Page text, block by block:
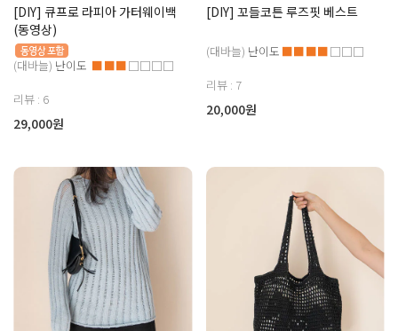
[DIY] 큐프로 라피아 가터웨이백
(동영상)
(대바늘) 난이도 ■■■□□□□
리뷰 : 6
29,000원
[DIY] 꼬들코튼 루즈핏 베스트
(대바늘) 난이도 ■■■■□□□
리뷰 : 7
20,000원